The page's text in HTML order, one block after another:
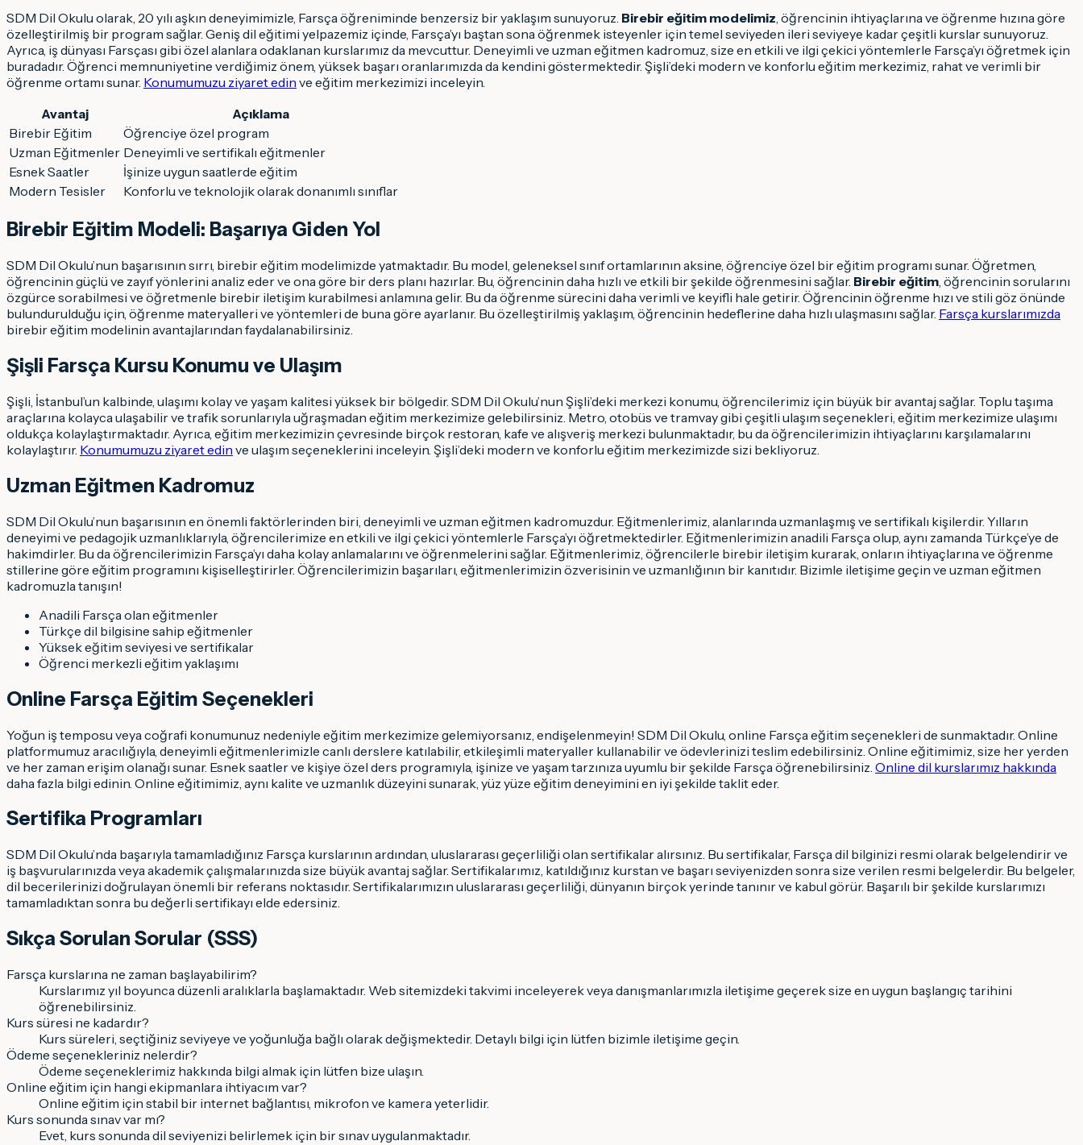
SDM Dil Okulu olarak, 20 yılı aşkın deneyimimizle, Farsça öğreniminde benzersiz bir yaklaşım sunuyoruz. Birebir eğitim modelimiz, öğrencinin ihtiyaçlarına ve öğrenme hızına göre
özelleştirilmiş bir program sağlar. Geniş dil eğitimi yelpazemiz içinde, Farsça’yı baştan sona öğrenmek isteyenler için temel seviyeden ileri seviyeye kadar çeşitli kurslar sunuyoruz.
Ayrıca, iş dünyası Farsçası gibi özel alanlara odaklanan kurslarımız da mevcuttur. Deneyimli ve uzman eğitmen kadromuz, size en etkili ve ilgi çekici yöntemlerle Farsça’yı öğretmek için
buradadır. Öğrenci memnuniyetine verdiğimiz önem, yüksek başarı oranlarımızda da kendini göstermektedir. Şişli’deki modern ve konforlu eğitim merkezimiz, rahat ve verimli bir
öğrenme ortamı sunar. Konumumuzu ziyaret edin ve eğitim merkezimizi inceleyin.
Avantaj
Açıklama
Birebir Eğitim
Öğrenciye özel program
Uzman Eğitmenler Deneyimli ve sertifikalı eğitmenler
Esnek Saatler
İşinize uygun saatlerde eğitim
Modern Tesisler
Konforlu ve teknolojik olarak donanımlı sınıflar
Birebir Eğitim Modeli: Başarıya Giden Yol
SDM Dil Okulu’nun başarısının sırrı, birebir eğitim modelimizde yatmaktadır. Bu model, geleneksel sınıf ortamlarının aksine, öğrenciye özel bir eğitim programı sunar. Öğretmen,
öğrencinin güçlü ve zayıf yönlerini analiz eder ve ona göre bir ders planı hazırlar. Bu, öğrencinin daha hızlı ve etkili bir şekilde öğrenmesini sağlar. Birebir eğitim, öğrencinin sorularını
özgürce sorabilmesi ve öğretmenle birebir iletişim kurabilmesi anlamına gelir. Bu da öğrenme sürecini daha verimli ve keyifli hale getirir. Öğrencinin öğrenme hızı ve stili göz önünde
bulundurulduğu için, öğrenme materyalleri ve yöntemleri de buna göre ayarlanır. Bu özelleştirilmiş yaklaşım, öğrencinin hedeflerine daha hızlı ulaşmasını sağlar. Farsça kurslarımızda
birebir eğitim modelinin avantajlarından faydalanabilirsiniz.
Şişli Farsça Kursu Konumu ve Ulaşım
Şişli, İstanbul’un kalbinde, ulaşımı kolay ve yaşam kalitesi yüksek bir bölgedir. SDM Dil Okulu’nun Şişli’deki merkezi konumu, öğrencilerimiz için büyük bir avantaj sağlar. Toplu taşıma
araçlarına kolayca ulaşabilir ve trafik sorunlarıyla uğraşmadan eğitim merkezimize gelebilirsiniz. Metro, otobüs ve tramvay gibi çeşitli ulaşım seçenekleri, eğitim merkezimize ulaşımı
oldukça kolaylaştırmaktadır. Ayrıca, eğitim merkezimizin çevresinde birçok restoran, kafe ve alışveriş merkezi bulunmaktadır, bu da öğrencilerimizin ihtiyaçlarını karşılamalarını
kolaylaştırır. Konumumuzu ziyaret edin ve ulaşım seçeneklerini inceleyin. Şişli’deki modern ve konforlu eğitim merkezimizde sizi bekliyoruz.
Uzman Eğitmen Kadromuz
SDM Dil Okulu’nun başarısının en önemli faktörlerinden biri, deneyimli ve uzman eğitmen kadromuzdur. Eğitmenlerimiz, alanlarında uzmanlaşmış ve sertifikalı kişilerdir. Yılların
deneyimi ve pedagojik uzmanlıklarıyla, öğrencilerimize en etkili ve ilgi çekici yöntemlerle Farsça’yı öğretmektedirler. Eğitmenlerimizin anadili Farsça olup, aynı zamanda Türkçe’ye de
hakimdirler. Bu da öğrencilerimizin Farsça’yı daha kolay anlamalarını ve öğrenmelerini sağlar. Eğitmenlerimiz, öğrencilerle birebir iletişim kurarak, onların ihtiyaçlarına ve öğrenme
stillerine göre eğitim programını kişiselleştirirler. Öğrencilerimizin başarıları, eğitmenlerimizin özverisinin ve uzmanlığının bir kanıtıdır. Bizimle iletişime geçin ve uzman eğitmen
kadromuzla tanışın!
Anadili Farsça olan eğitmenler
Türkçe dil bilgisine sahip eğitmenler
Yüksek eğitim seviyesi ve sertifikalar
Öğrenci merkezli eğitim yaklaşımı
Online Farsça Eğitim Seçenekleri
Yoğun iş temposu veya coğrafi konumunuz nedeniyle eğitim merkezimize gelemiyorsanız, endişelenmeyin! SDM Dil Okulu, online Farsça eğitim seçenekleri de sunmaktadır. Online
platformumuz aracılığıyla, deneyimli eğitmenlerimizle canlı derslere katılabilir, etkileşimli materyaller kullanabilir ve ödevlerinizi teslim edebilirsiniz. Online eğitimimiz, size her yerden
ve her zaman erişim olanağı sunar. Esnek saatler ve kişiye özel ders programıyla, işinize ve yaşam tarzınıza uyumlu bir şekilde Farsça öğrenebilirsiniz. Online dil kurslarımız hakkında
daha fazla bilgi edinin. Online eğitimimiz, aynı kalite ve uzmanlık düzeyini sunarak, yüz yüze eğitim deneyimini en iyi şekilde taklit eder.
Sertifika Programları
SDM Dil Okulu’nda başarıyla tamamladığınız Farsça kurslarının ardından, uluslararası geçerliliği olan sertifikalar alırsınız. Bu sertifikalar, Farsça dil bilginizi resmi olarak belgelendirir ve
iş başvurularınızda veya akademik çalışmalarınızda size büyük avantaj sağlar. Sertifikalarımız, katıldığınız kurstan ve başarı seviyenizden sonra size verilen resmi belgelerdir. Bu belgeler,
dil becerilerinizi doğrulayan önemli bir referans noktasıdır. Sertifikalarımızın uluslararası geçerliliği, dünyanın birçok yerinde tanınır ve kabul görür. Başarılı bir şekilde kurslarımızı
tamamladıktan sonra bu değerli sertifikayı elde edersiniz.
Sıkça Sorulan Sorular (SSS)
Farsça kurslarına ne zaman başlayabilirim?
Kurslarımız yıl boyunca düzenli aralıklarla başlamaktadır. Web sitemizdeki takvimi inceleyerek veya danışmanlarımızla iletişime geçerek size en uygun başlangıç tarihini
öğrenebilirsiniz.
Kurs süresi ne kadardır?
Kurs süreleri, seçtiğiniz seviyeye ve yoğunluğa bağlı olarak değişmektedir. Detaylı bilgi için lütfen bizimle iletişime geçin.
Ödeme seçenekleriniz nelerdir?
Ödeme seçeneklerimiz hakkında bilgi almak için lütfen bize ulaşın.
Online eğitim için hangi ekipmanlara ihtiyacım var?
Online eğitim için stabil bir internet bağlantısı, mikrofon ve kamera yeterlidir.
Kurs sonunda sınav var mı?
Evet, kurs sonunda dil seviyenizi belirlemek için bir sınav uygulanmaktadır.